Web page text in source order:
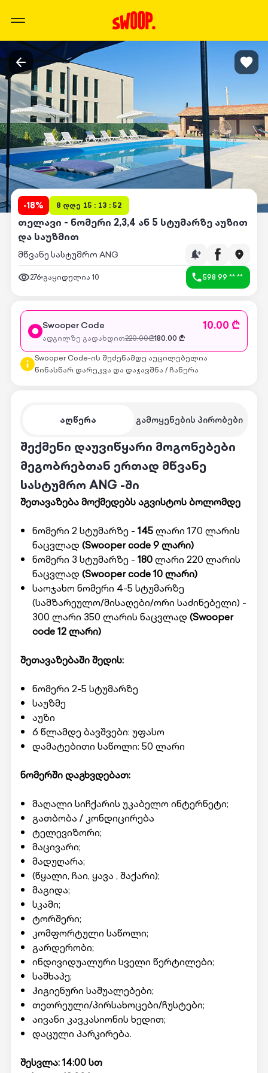
-18% 8 დღე 15 : 13 : 52
თელავი - ნომერი 2,3,4 ან 5 სტუმარზე აუზით
და საუზმით
მწვანე სასტუმრო ANG
276 გაყიდულია 10 598 99 ** **
აღწერა გამოყენების პირობები
შექმენი დაუვიწყარი მოგონებები
მეგობრებთან ერთად მწვანე
სასტუმრო ANG -ში
შეთავაზება მოქმედებს აგვისტოს ბოლომდე
ნომერი 2 სტუმარზე - 145ლარი 170 ლარის
ნაცვლად (Swooper code 9 ლარი)
ნომერი 3 სტუმარზე - 180ლარი 220 ლარის
ნაცვლად (Swooper code 10 ლარი)
საოჯახო ნომერი 4-5 სტუმარზე
(სამზარეულო/მისაღები/ორი საძინებელი) -
300 ლარი 350 ლარის ნაცვლად (Swooper
code 12 ლარი)
შეთავაზებაში შედის:
ნომერი 2-5 სტუმარზე
საუზმე
აუზი
6 წლამდე ბავშვები: უფასო
დამატებითი საწოლი: 50 ლარი
ნომერში დაგხვდებათ:
მაღალი სიჩქარის უკაბელო ინტერნეტი;
გათბობა / კონდიცირება
ტელევიზორი;
მაცივარი;
მადუღარა;
(წყალი, ჩაი, ყავა , შაქარი);
მაგიდა;
სკამი;
ტორშერი;
კომფორტული საწოლი;
გარდერობი;
ინდივიდუალური სველი წერტილები;
საშხაპე;
ჰიგიენური საშუალებები;
თეთრეული/პირსახოცები/ჩუსტები;
აივანი კავკასიონის ხედით;
დაცული პარკირება.
შესვლა: 14:00 სთ
Swooper Code 10.00 ₾
ადგილზე გადახდით220.00₾180.00 ₾
Swooper Code-ის შეძენამდე აუცილებელია
წინასწარ დარეკვა და დაჯავშნა / ჩაწერა